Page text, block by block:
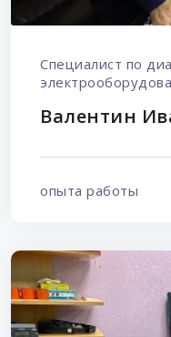
Специалист по
Валентин
опыта работы